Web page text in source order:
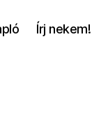
Írj nekem!